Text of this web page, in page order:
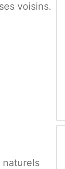
voisins.
naturels